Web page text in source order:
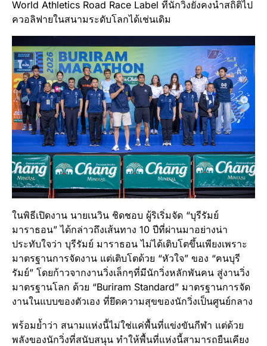
World Athletics Road Race Label ที่นักวิ่งยังคงนำสถิติไป
ควอลิฟายในสนามระดับโลกได้เช่นเดิม
ในพิธีเปิดงาน นายเนวิน ชิดชอบ ผู้ริเริ่มจัด “บุรีรัมย์
มาราธอน” ได้กล่าวถึงเส้นทาง 10 ปีที่ผ่านมาอย่างน่า
ประทับใจว่า บุรีรัมย์ มาราธอน ไม่ได้เติบโตขึ้นเพียงเพราะ
มาตรฐานการจัดงาน แต่เติบโตด้วย “หัวใจ” ของ “ฅนบุรี
รัมย์” โดยก้าวจากงานวิ่งเล็กๆที่มีนักวิ่งหลักพันคน สู่งานวิ่ง
มาตรฐานโลก ด้วย “Buriram Standard” มาตรฐานการจัด
งานในแบบของตัวเอง ที่ยึดความสุขของนักวิ่งเป็นศูนย์กลาง
พร้อมย้ำว่า สนามแห่งนี้ไม่ใช่แค่พื้นที่แข่งขันกีฬา แต่ด้วย
พลังของนักวิ่งที่สนับสนุน ทำให้พื้นที่แห่งนี้สามารถยืนเคียง